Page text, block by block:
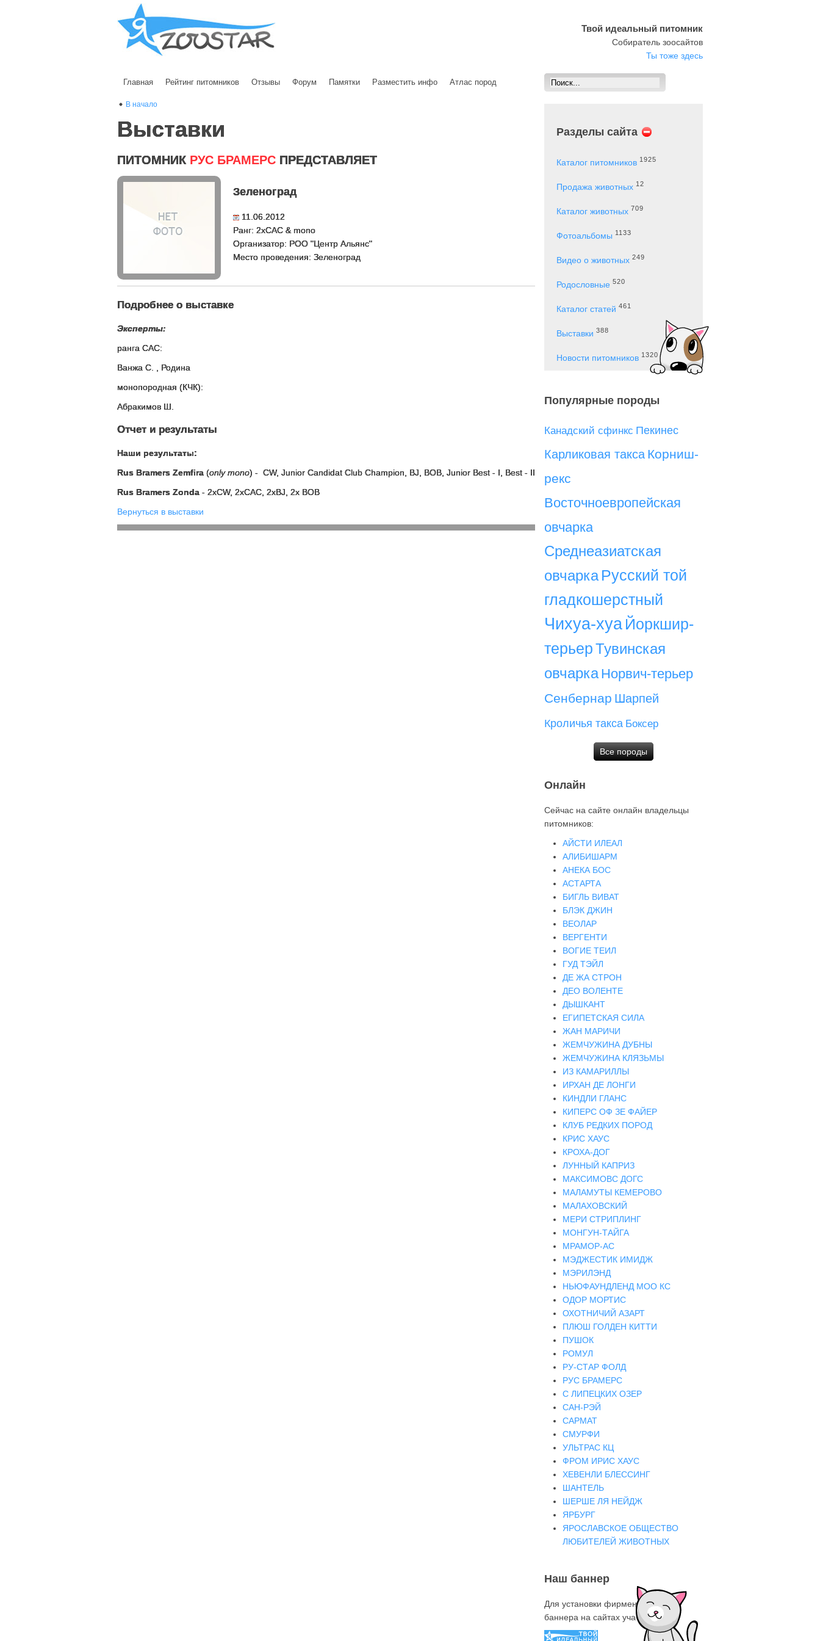
Твой идеальный питомник
Собиратель зоосайтов
Ты тоже здесь
Главная Рейтинг питомников Отзывы Форум Памятки Разместить инфо Атлас пород
В начало
Выставки
ПИТОМНИК РУС БРАМЕРС ПРЕДСТАВЛЯЕТ
Зеленоград
11.06.2012
Ранг: 2xCAC & mono
Организатор: РОО "Центр Альянс"
Место проведения: Зеленоград
Подробнее о выставке
Эксперты:
ранга САС:
Ванжа С. , Родина
монопородная (КЧК):
Абракимов Ш.
Отчет и результаты
Наши результаты:
Rus Bramers Zemfira (only mono) - CW, Junior Candidat Club Champion, BJ, BOB, Junior Best - I, Best - II
Rus Bramers Zonda - 2xCW, 2xCAC, 2xBJ, 2x BOB
Вернуться в выставки
Разделы сайта
Каталог питомников 1925
Продажа животных 12
Каталог животных 709
Фотоальбомы 1133
Видео о животных 249
Родословные 520
Каталог статей 461
Выставки 388
Новости питомников 1320
Популярные породы
Канадский сфинкс Пекинес
Карликовая такса Корниш-
рекс
Восточноевропейская
овчарка
Среднеазиатская
овчарка Русский той
гладкошерстный
Чихуа-хуа Йоркшир-
терьерТувинская
овчарка Норвич-терьер
Сенбернар Шарпей
Кроличья такса Боксер
Все породы
Онлайн
Сейчас на сайте онлайн владельцы
питомников:
АЙСТИ ИЛЕАЛ
АЛИБИШАРМ
АНЕКА БОС
АСТАРТА
БИГЛЬ ВИВАТ
БЛЭК ДЖИН
ВЕОЛАР
ВЕРГЕНТИ
ВОГИЕ ТЕИЛ
ГУД ТЭЙЛ
ДЕ ЖА СТРОН
ДЕО ВОЛЕНТЕ
ДЫШКАНТ
ЕГИПЕТСКАЯ СИЛА
ЖАН МАРИЧИ
ЖЕМЧУЖИНА ДУБНЫ
ЖЕМЧУЖИНА КЛЯЗЬМЫ
ИЗ КАМАРИЛЛЫ
ИРХАН ДЕ ЛОНГИ
КИНДЛИ ГЛАНС
КИПЕРС ОФ ЗЕ ФАЙЕР
КЛУБ РЕДКИХ ПОРОД
КРИС ХАУС
КРОХА-ДОГ
ЛУННЫЙ КАПРИЗ
МАКСИМОВС ДОГС
МАЛАМУТЫ КЕМЕРОВО
МАЛАХОВСКИЙ
МЕРИ СТРИПЛИНГ
МОНГУН-ТАЙГА
МРАМОР-АС
МЭДЖЕСТИК ИМИДЖ
МЭРИЛЭНД
НЬЮФАУНДЛЕНД МОО КС
ОДОР МОРТИС
ОХОТНИЧИЙ АЗАРТ
ПЛЮШ ГОЛДЕН КИТТИ
ПУШОК
РОМУЛ
РУ-СТАР ФОЛД
РУС БРАМЕРС
С ЛИПЕЦКИХ ОЗЕР
САН-РЭЙ
САРМАТ
СМУРФИ
УЛЬТРАС КЦ
ФРОМ ИРИС ХАУС
ХЕВЕНЛИ БЛЕССИНГ
ШАНТЕЛЬ
ШЕРШЕ ЛЯ НЕЙДЖ
ЯРБУРГ
ЯРОСЛАВСКОЕ ОБЩЕСТВО
ЛЮБИТЕЛЕЙ ЖИВОТНЫХ
Наш баннер
Для установки фирменного знака-
баннера на сайтах участниках